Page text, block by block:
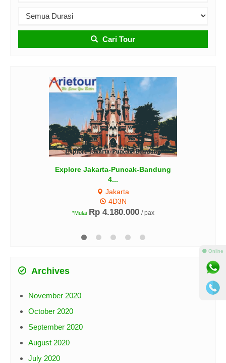
Cari Tour
Explore Jakarta-Puncak-Bandung
4...
Jakarta
4D3N
*Mulai Rp 4.180.000 / pax
Archives
November 2020
October 2020
September 2020
August 2020
July 2020
⚫ Online